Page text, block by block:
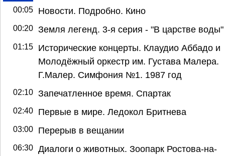
00:05 Новости. Подробно. Кино
00:20 Земля легенд. 3-я серия - "В царстве воды"
01:15
Исторические концерты. Клаудио Аббадо и
Молодёжный оркестр им. Густава Малера.
Г.Малер. Симфония №1. 1987 год
02:10 Запечатленное время. Спартак
02:40 Первые в мире. Ледокол Бритнева
03:00 Перерыв в вещании
06:30 Диалоги о животных. Зоопарк Ростова-на-